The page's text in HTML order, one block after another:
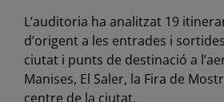
L’auditoria ha analitzat 19
d’origent a les entrades i
ciutat i punts de destinació a
Manises, El Saler, la Fira de
centre de la ciutat.